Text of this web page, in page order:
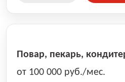
Повар, пекарь,
от 100 000 руб./мес.